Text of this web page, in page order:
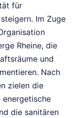
für
Im Zuge
Rheine, die
und
Nach
zielen die
die sanitären